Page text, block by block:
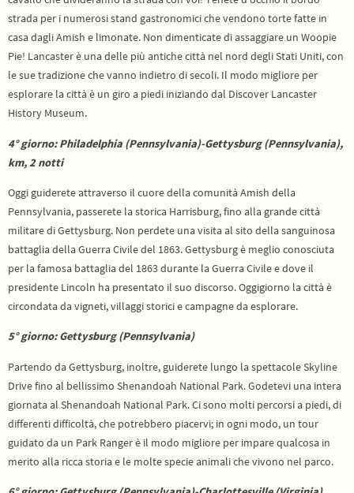
strada per i numerosi stand gastronomici che vendono torte fatte in
casa dagli Amish e limonate. Non dimenticate di assaggiare un Woopie
Pie! Lancaster è una delle più antiche città nel nord degli Stati Uniti, con
le sue tradizione che vanno indietro di secoli. Il modo migliore per
esplorare la città è un giro a piedi iniziando dal Discover Lancaster
History Museum.
4° giorno: Philadelphia (Pennsylvania)-Gettysburg (Pennsylvania),
km, 2 notti
Oggi guiderete attraverso il cuore della comunità Amish della
Pennsylvania, passerete la storica Harrisburg, fino alla grande città
militare di Gettysburg. Non perdete una visita al sito della sanguinosa
battaglia della Guerra Civile del 1863. Gettysburg è meglio conosciuta
per la famosa battaglia del 1863 durante la Guerra Civile e dove il
presidente Lincoln ha presentato il suo discorso. Oggigiorno la città è
circondata da vigneti, villaggi storici e campagne da esplorare.
5° giorno: Gettysburg (Pennsylvania)
Partendo da Gettysburg, inoltre, guiderete lungo la spettacole Skyline
Drive fino al bellissimo Shenandoah National Park. Godetevi una intera
giornata al Shenandoah National Park. Ci sono molti percorsi a piedi, di
differenti difficoltà, che potrebbero piacervi; in ogni modo, un tour
guidato da un Park Ranger è il modo migliore per impare qualcosa in
merito alla ricca storia e le molte specie animali che vivono nel parco.